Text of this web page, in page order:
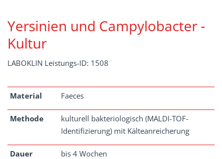
Yersinien und Campylobacter -
Kultur
LABOKLIN Leistungs-ID: 1508
Material Faeces
Methode
kulturell bakteriologisch (MALDI-TOF-
Identifizierung) mit Kälteanreicherung
Dauer bis 4 Wochen